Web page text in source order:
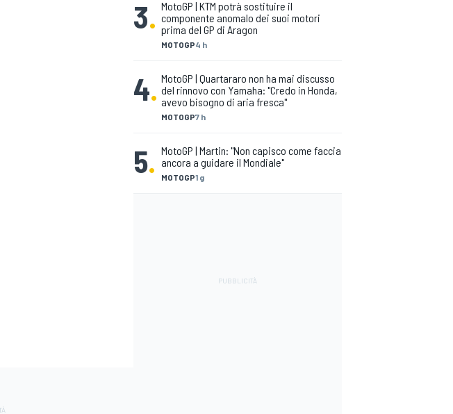
3.
MOTOGP4 h
MotoGP | KTM potrà sostituire il
componente anomalo dei suoi motori
prima del GP di Aragon
4.
MOTOGP7 h
MotoGP | Quartararo non ha mai discusso
del rinnovo con Yamaha: "Credo in Honda,
avevo bisogno di aria fresca"
5. MOTOGP1 g
MotoGP | Martin: "Non capisco come faccia
ancora a guidare il Mondiale"